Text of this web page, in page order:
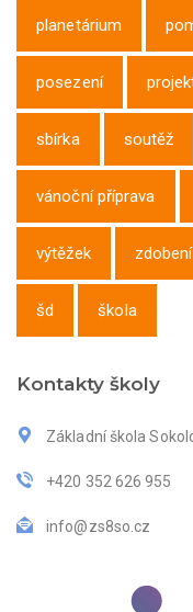
planetárium
posezení
sbírka soutěž
vánoční příprava
výtěžek zdobení
šd škola
Kontakty školy
Základní škola
+420 352 626 955
info@zs8so.cz